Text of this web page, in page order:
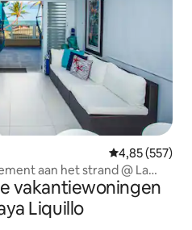
Gemiddelde
4,85 (557)
aan het strand @ La
vakantiewoningen
Liquillo